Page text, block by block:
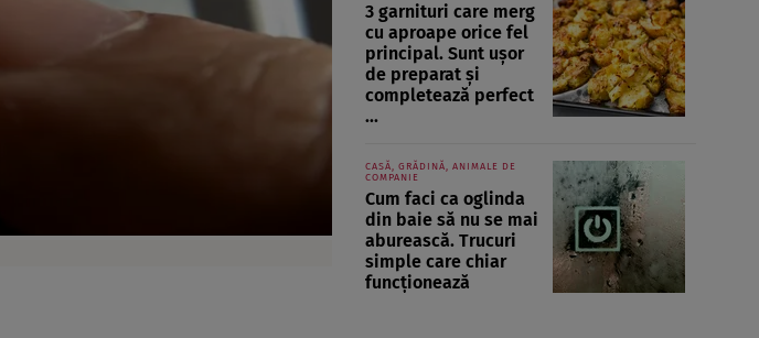
3 garnituri care merg
cu aproape orice fel
principal. Sunt ușor
de preparat și
completează perfect
...
CASĂ, GRĂDINĂ, ANIMALE DE
COMPANIE
Cum faci ca oglinda
din baie să nu se mai
aburească. Trucuri
simple care chiar
funcționează